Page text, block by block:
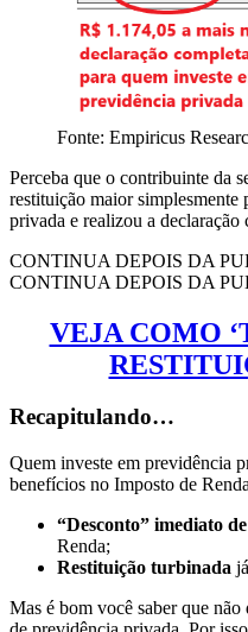
Fonte: Empiricus
Perceba que o contribuinte da
restituição maior
privada e realizou a declaração
CONTINUA DEPOIS DA
CONTINUA DEPOIS DA
VEJA COMO
Recapitulando…
Quem investe em previdência
benefícios no Imposto de
“Desconto” imediato
Renda;
Restituição turbinada
Mas é bom você saber que